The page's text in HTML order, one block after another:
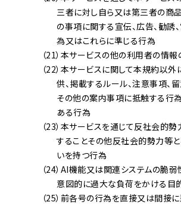
三者に対し自ら又は第三者の商
の事項に関する宣伝、広告、勧誘
為又はこれらに準じる行為
（21）本サービスの他の利用者の情
（22）本サービスに関して本規約以
供、掲載するルール、注意事項、
その他の案内事項に抵触する行
ある行為
（23）本サービスを通じて反社会的
することその他反社会的勢力等
いを持つ行為
（24）AI機能又は関連システムの脆
意図的に過大な負荷をかける目
（25）前各号の行為を直接又は間接